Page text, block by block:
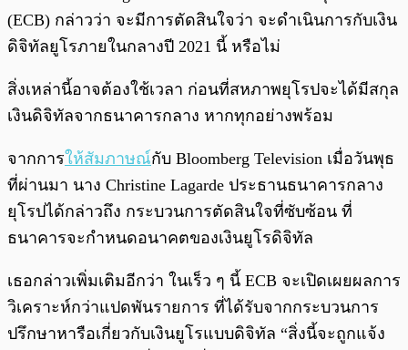
(ECB) กล่าวว่า จะมีการตัดสินใจว่า จะดำเนินการกับเงิน
ดิจิทัลยูโรภายในกลางปี ​​2021 นี้ หรือไม่
สิ่งเหล่านี้อาจต้องใช้เวลา ก่อนที่สหภาพยุโรปจะได้มีสกุล
เงินดิจิทัลจากธนาคารกลาง หากทุกอย่างพร้อม
จากการให้สัมภาษณ์กับ Bloomberg Television เมื่อวันพุธ
ที่ผ่านมา นาง Christine Lagarde ประธานธนาคารกลาง
ยุโรปได้กล่าวถึง กระบวนการตัดสินใจที่ซับซ้อน ที่
ธนาคารจะกำหนดอนาคตของเงินยูโรดิจิทัล
เธอกล่าวเพิ่มเติมอีกว่า ในเร็ว ๆ นี้ ECB จะเปิดเผยผลการ
วิเคราะห์กว่าแปดพันรายการ ที่ได้รับจากกระบวนการ
ปรึกษาหารือเกี่ยวกับเงินยูโรแบบดิจิทัล “สิ่งนี้จะถูกแจ้ง